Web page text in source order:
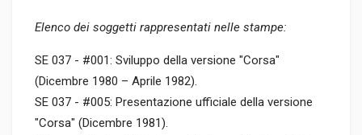
Elenco dei soggetti rappresentati nelle stampe:
SE 037 - #001: Sviluppo della versione "Corsa"
(Dicembre 1980 – Aprile 1982).
SE 037 - #005: Presentazione ufficiale della versione
"Corsa" (Dicembre 1981).